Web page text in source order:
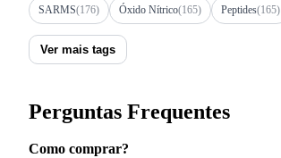
SARMS(176) Óxido Nítrico(165) Peptides(165)
Ver mais tags
Perguntas Frequentes
Como comprar?